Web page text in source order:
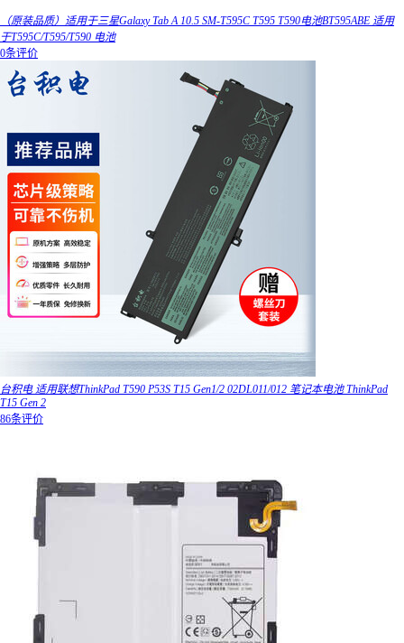
（原装品质）适用于三星Galaxy Tab A 10.5 SM-T595C T595 T590电池BT595ABE 适用
于T595C/T595/T590 电池
0条评价
台积电 适用联想ThinkPad T590 P53S T15 Gen1/2 02DL011/012 笔记本电池 ThinkPad
T15 Gen 2
86条评价